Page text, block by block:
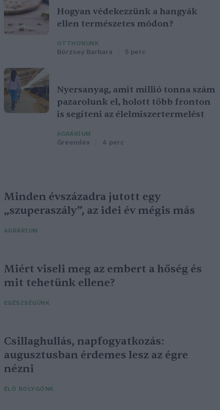
Hogyan védekezzünk a hangyák
ellen természetes módon?
OTTHONUNK
Börzsey Barbara 5 perc
Nyersanyag, amit millió tonna szám
pazarolunk el, holott több fronton
is segíteni az élelmiszertermelést
AGRÁRIUM
Greendex 4 perc
Minden évszázadra jutott egy
„szuperaszály”, az idei év mégis más
AGRÁRIUM
Miért viseli meg az embert a hőség és
mit tehetünk ellene?
EGÉSZSÉGÜNK
Csillaghullás, napfogyatkozás:
augusztusban érdemes lesz az égre
nézni
ÉLŐ BOLYGÓNK